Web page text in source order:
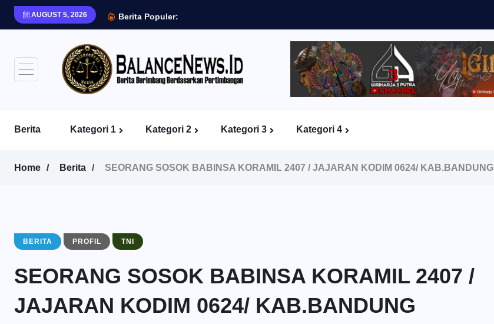
AUGUST 5, 2026 Berita Populer:
Berita Kategori 1 Kategori 2 Kategori 3 Kategori 4
Home Berita SEORANG SOSOK BABINSA KORAMIL 2407 / JAJARAN KODIM 0624/ KAB.BANDUNG
BERITA PROFIL TNI
SEORANG SOSOK BABINSA KORAMIL 2407 /
JAJARAN KODIM 0624/ KAB.BANDUNG